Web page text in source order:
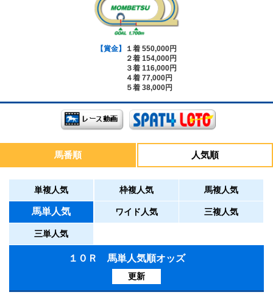
【賞金】
１着 550,000円
２着 154,000円
３着 116,000円
４着 77,000円
５着 38,000円
馬番順 人気順
単複人気 枠複人気 馬複人気
馬単人気 ワイド人気 三複人気
三単人気
１０Ｒ 馬単人気順オッズ
更新